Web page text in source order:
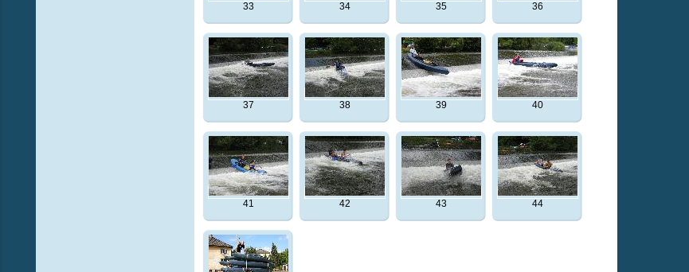
33 34 35 36
37 38 39 40
41 42 43 44